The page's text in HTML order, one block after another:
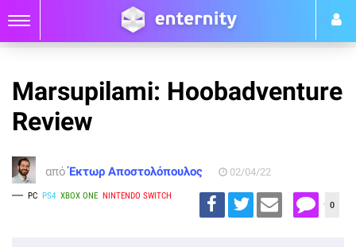
Marsupilami: Hoobadventure
Review
απόΈκτωρ Αποστολόπουλος 02/04/22
PC PS4 XBOX ONE NINTENDO SWITCH
0